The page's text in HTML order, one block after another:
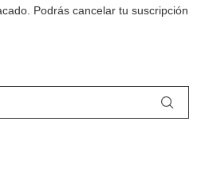
Podrás cancelar tu suscripción